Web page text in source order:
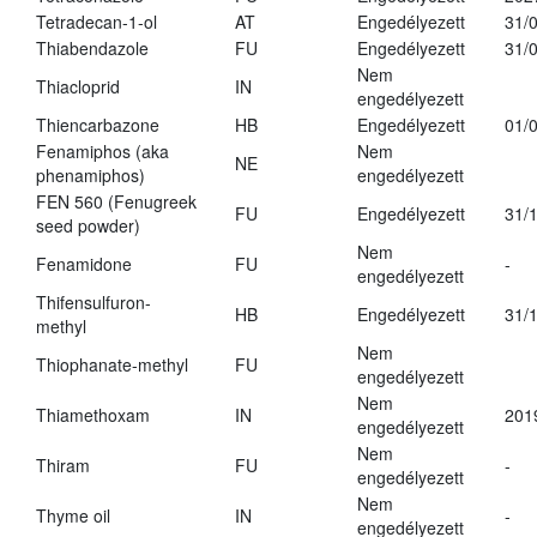
Tetradecan-1-ol
AT Engedélyezett
31/
Thiabendazole
FU Engedélyezett
31/
Thiacloprid
IN
Nem
engedélyezett
Thiencarbazone
HB Engedélyezett
01/
Fenamiphos (aka
phenamiphos)
NE
Nem
engedélyezett
FEN 560 (Fenugreek
seed powder)
FU Engedélyezett 31/
Fenamidone FU
Nem
engedélyezett
-
Thifensulfuron-
methyl
HB Engedélyezett 31/
Thiophanate-methyl FU
Nem
engedélyezett
Thiamethoxam
IN
Nem
engedélyezett
Thiram FU
Nem
engedélyezett
-
Thyme oil IN
Nem
engedélyezett
-